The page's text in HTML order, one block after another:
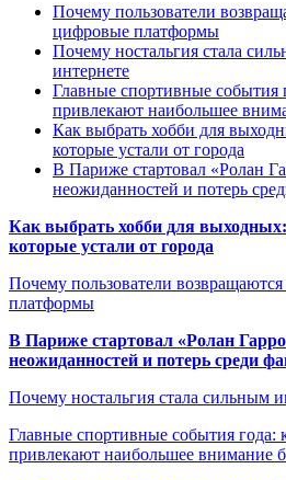
Почему пользователи
цифровые платформы
Почему ностальгия стала
интернете
Главные спортивные события
привлекают наибольшее
Как выбрать хобби для
которые устали от города
В Париже стартовал «Ролан
неожиданностей и потерь
Как выбрать хобби для
которые устали от города
Почему пользователи
платформы
В Париже стартовал «Ролан
неожиданностей и потерь среди
Почему ностальгия стала сильным
Главные спортивные события года:
привлекают наибольшее внимание